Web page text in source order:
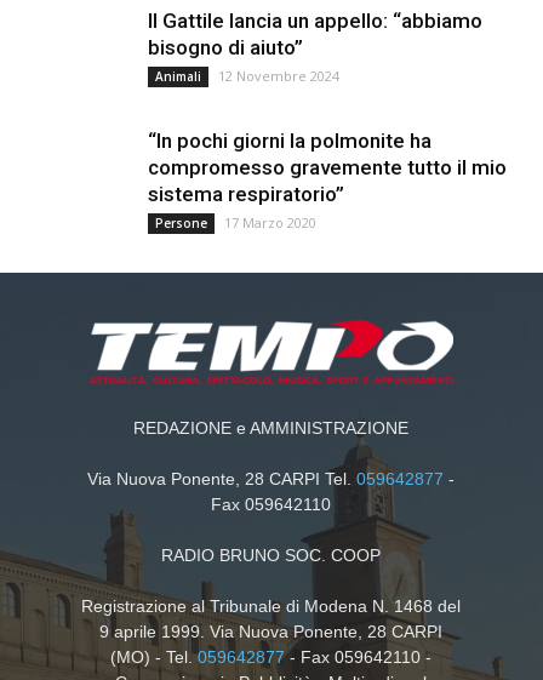
Il Gattile lancia un appello: “abbiamo
bisogno di aiuto”
Animali 12 Novembre 2024
“In pochi giorni la polmonite ha
compromesso gravemente tutto il mio
sistema respiratorio”
Persone 17 Marzo 2020
REDAZIONE e AMMINISTRAZIONE
Via Nuova Ponente, 28 CARPI Tel.059642877 -
Fax 059642110
RADIO BRUNO SOC. COOP
Registrazione al Tribunale di Modena N. 1468 del
9 aprile 1999. Via Nuova Ponente, 28 CARPI
(MO) - Tel.059642877- Fax 059642110 -